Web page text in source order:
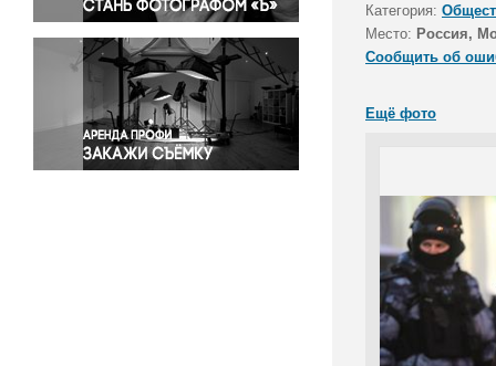
Религия
Светская жизнь
Спорт
Экология
Экономика и бизнес
Категория:
Место: Россия,
Сообщить об
Ещё фото